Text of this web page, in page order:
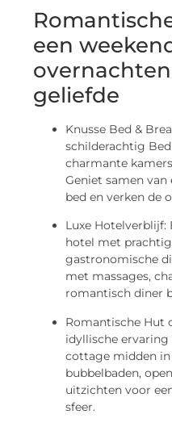
een
geliefde
Knusse Bed &
schilderachtig
charmante
Geniet samen
bed en verken de
Luxe Hotelverblijf:
hotel met
gastronomische
met massages,
romantisch diner
Romantische Hut
idyllische
cottage midden in
bubbelbaden,
uitzichten voor
sfeer.